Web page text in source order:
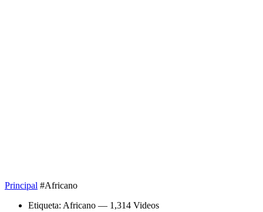
Principal #Africano
Etiqueta: Africano — 1,314 Videos